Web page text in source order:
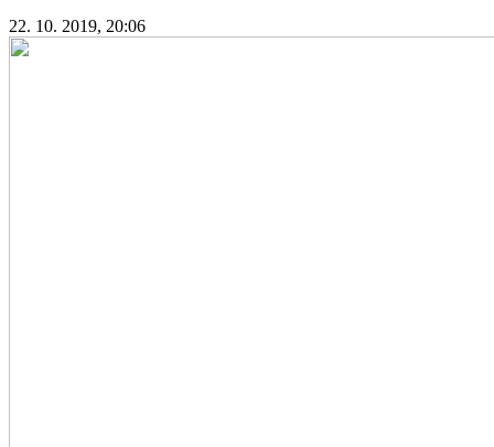
22. 10. 2019, 20:06